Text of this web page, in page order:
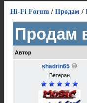
Hi-Fi Forum / Продам /
Продам
Автор
shadrin65
Ветеран